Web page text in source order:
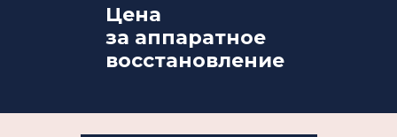
Цена
за аппаратное
восстановление